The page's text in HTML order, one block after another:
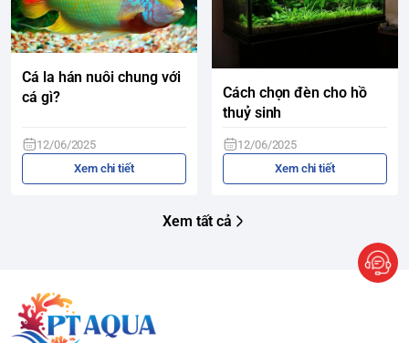
Cá la hán nuôi chung với
cá gì?
12/06/2025
Xem chi tiết
Cách chọn đèn cho hồ
thuỷ sinh
12/06/2025
Xem chi tiết
Xem tất cả